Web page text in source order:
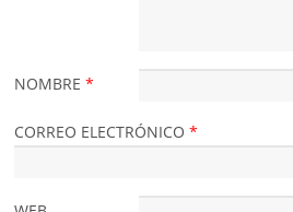
NOMBRE*
CORREO ELECTRÓNICO*